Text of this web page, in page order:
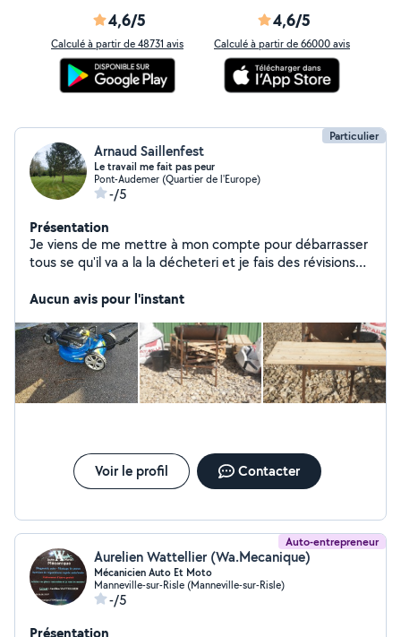
4,6/5
Calculé à partir de 48731 avis
4,6/5
Calculé à partir de 66000 avis
Particulier
Arnaud Saillenfest
Le travail me fait pas peur
Pont-Audemer (Quartier de l'Europe)
-/5
Présentation
Je viens de me mettre à mon compte pour débarrasser
tous se qu'il va a la la décheteri et je fais des révisions
Aucun avis pour l'instant
Voir le profil Contacter
Auto-entrepreneur
Aurelien Wattellier (Wa.Mecanique)
Mécanicien Auto Et Moto
Manneville-sur-Risle (Manneville-sur-Risle)
-/5
Présentation